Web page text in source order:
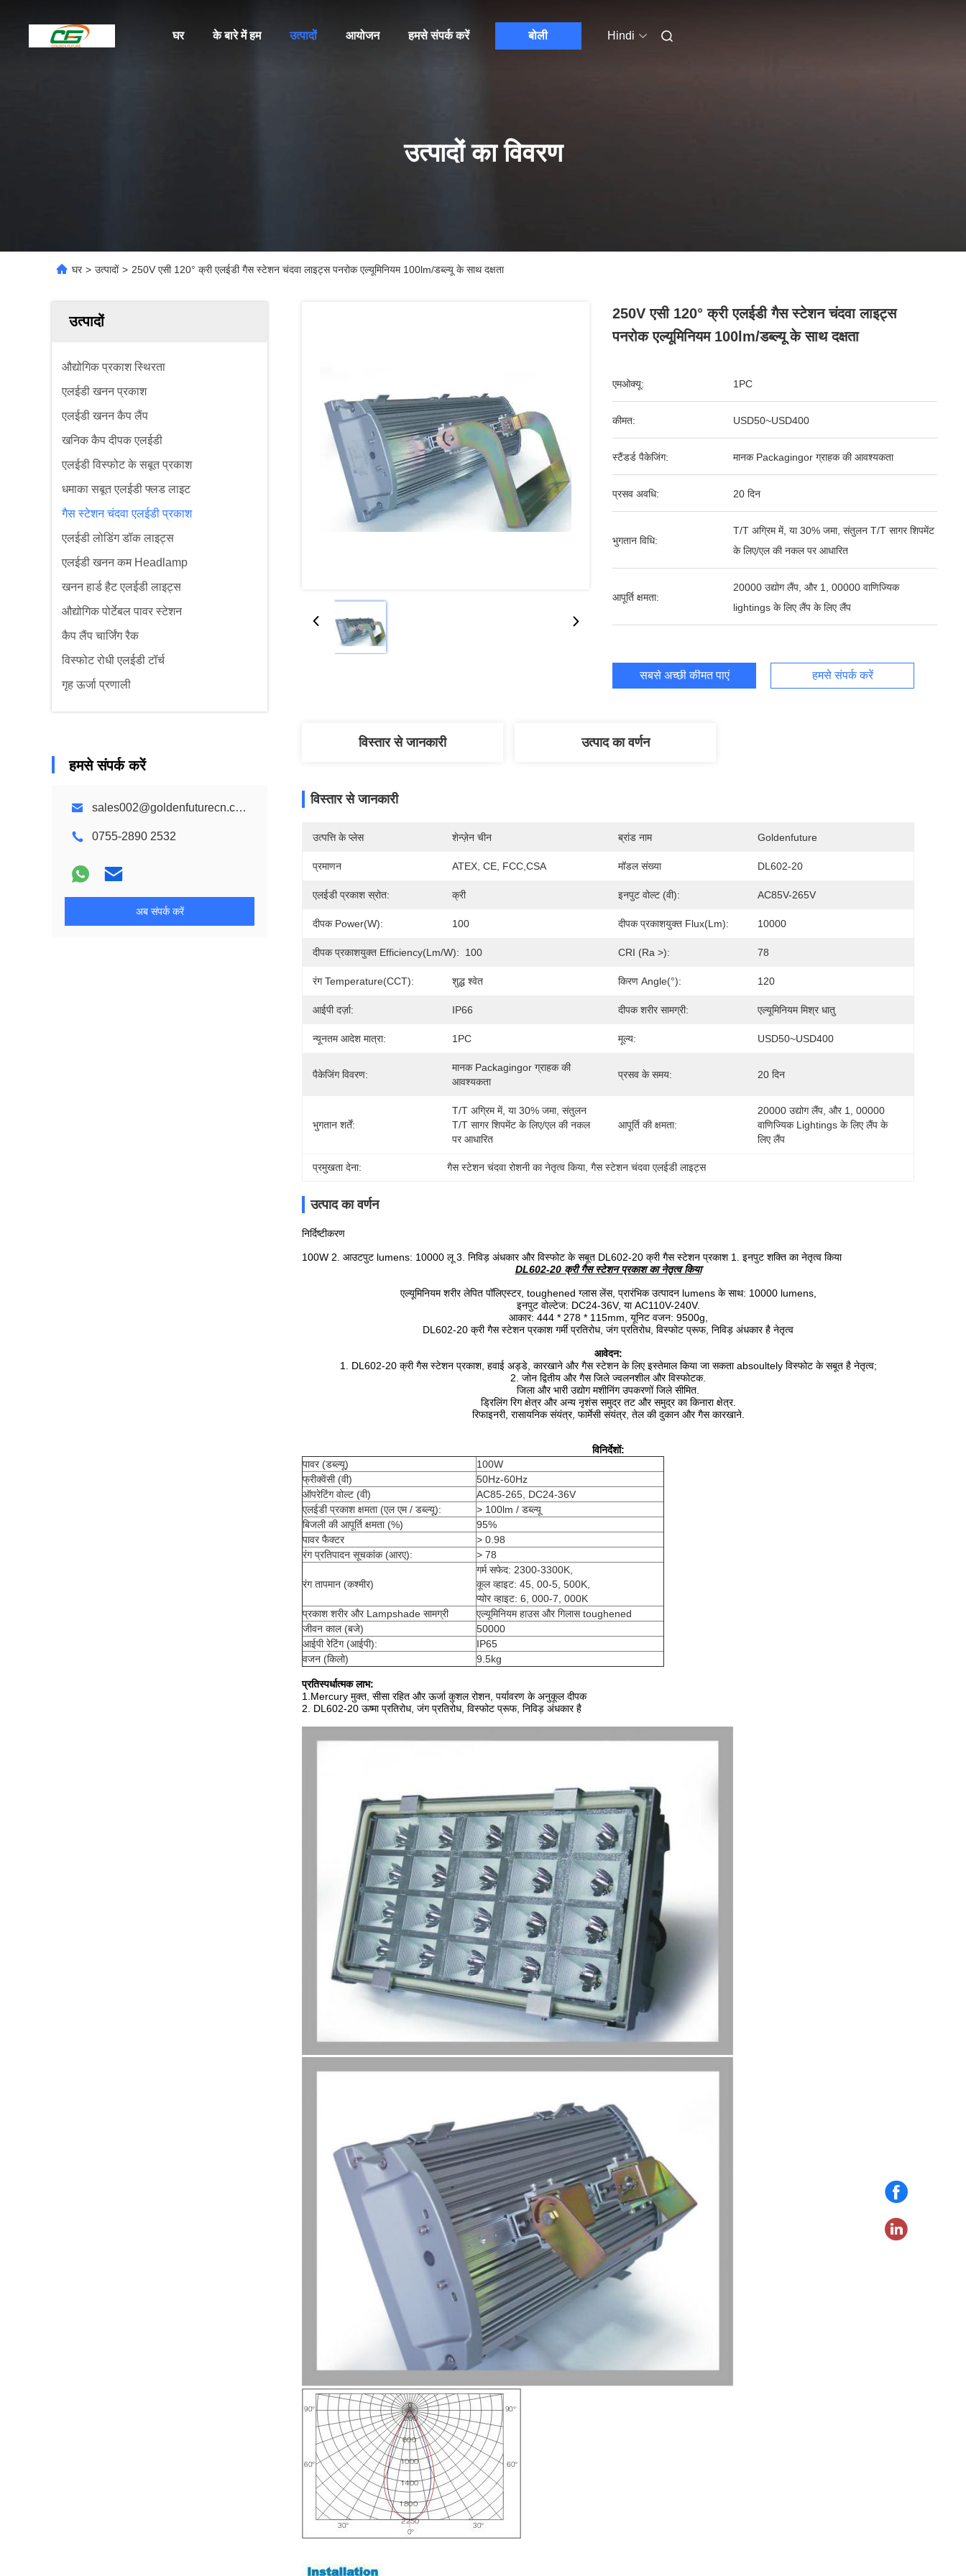
घर के बारे में हम उत्पादों आयोजन हमसे संपर्क करें बोली Hindi
उत्पादों का विवरण
घर > उत्पादों > 250V एसी 120° क्री एलईडी गैस स्टेशन चंदवा लाइट्स पनरोक एल्यूमिनियम 100lm/डब्ल्यू के साथ दक्षता
उत्पादों
औद्योगिक प्रकाश स्थिरता
एलईडी खनन प्रकाश
एलईडी खनन कैप लैंप
खनिक कैप दीपक एलईडी
एलईडी विस्फोट के सबूत प्रकाश
धमाका सबूत एलईडी फ्लड लाइट
गैस स्टेशन चंदवा एलईडी प्रकाश
एलईडी लोडिंग डॉक लाइट्स
एलईडी खनन कम Headlamp
खनन हार्ड हैट एलईडी लाइट्स
औद्योगिक पोर्टेबल पावर स्टेशन
कैप लैंप चार्जिंग रैक
विस्फोट रोधी एलईडी टॉर्च
गृह ऊर्जा प्रणाली
हमसे संपर्क करें
sales002@goldenfuturecn.com
0755-2890 2532
अब संपर्क करें
250V एसी 120° क्री एलईडी गैस स्टेशन चंदवा लाइट्स
पनरोक एल्यूमिनियम 100lm/डब्ल्यू के साथ दक्षता
एमओक्यू: 1PC
कीमत: USD50~USD400
स्टैंडर्ड पैकेजिंग: मानक Packagingor ग्राहक की आवश्यकता
प्रसव अवधि: 20 दिन
भुगतान विधि:
T/T अग्रिम में, या 30% जमा, संतुलन T/T सागर शिपमेंट
के लिए/एल की नकल पर आधारित
आपूर्ति क्षमता:
20000 उद्योग लैंप, और 1, 00000 वाणिज्यिक
lightings के लिए लैंप के लिए लैंप
सबसे अच्छी कीमत पाएं हमसे संपर्क करें
विस्तार से जानकारी उत्पाद का वर्णन
विस्तार से जानकारी
उत्पत्ति के प्लेस शेन्ज़ेन चीन ब्रांड नाम Goldenfuture
प्रमाणन ATEX, CE, FCC,CSA मॉडल संख्या DL602-20
एलईडी प्रकाश स्रोत: क्री इनपुट वोल्ट (वी): AC85V-265V
दीपक Power(W): 100 दीपक प्रकाशयुक्त Flux(lm): 10000
दीपक प्रकाशयुक्त Efficiency(lm/w): 100 CRI (Ra >): 78
रंग Temperature(CCT): शुद्ध श्वेत किरण Angle(°): 120
आईपी दर्ज़ा: IP66 दीपक शरीर सामग्री: एल्यूमिनियम मिश्र धातु
न्यूनतम आदेश मात्रा: 1PC मूल्य: USD50~USD400
पैकेजिंग विवरण:
मानक Packagingor ग्राहक की
आवश्यकता
प्रसव के समय: 20 दिन
भुगतान शर्तें:
T/T अग्रिम में, या 30% जमा, संतुलन
T/T सागर शिपमेंट के लिए/एल की नकल
पर आधारित
आपूर्ति की क्षमता:
20000 उद्योग लैंप, और 1, 00000
वाणिज्यिक Lightings के लिए लैंप के
लिए लैंप
प्रमुखता देना: गैस स्टेशन चंदवा रोशनी का नेतृत्व किया, गैस स्टेशन चंदवा एलईडी लाइट्स
उत्पाद का वर्णन
निर्दिष्टीकरण
100W 2. आउटपुट lumens: 10000 लू 3. निविड़ अंधकार और विस्फोट के सबूत DL602-20 क्री गैस स्टेशन प्रकाश 1. इनपुट शक्ति का नेतृत्व किया
DL602-20 क्री गैस स्टेशन प्रकाश का नेतृत्व किया
एल्यूमिनियम शरीर लेपित पॉलिएस्टर, toughened ग्लास लेंस, प्रारंभिक उत्पादन lumens के साथ: 10000 lumens,
इनपुट वोल्टेज: DC24-36V, या AC110V-240V.
आकार: 444 * 278 * 115mm, यूनिट वजन: 9500g,
DL602-20 क्री गैस स्टेशन प्रकाश गर्मी प्रतिरोध, जंग प्रतिरोध, विस्फोट प्रूफ, निविड़ अंधकार है नेतृत्व
आवेदन:
1.
DL602-20 क्री गैस स्टेशन प्रकाश, हवाई अड्डे, कारखाने और गैस स्टेशन के लिए इस्तेमाल किया जा सकता absoultely विस्फोट के सबूत है नेतृत्व;
2. जोन द्वितीय और गैस जिले ज्वलनशील और विस्फोटक.
जिला और भारी उद्योग मशीनिंग उपकरणों जिले सीमित.
ड्रिलिंग रिग क्षेत्र और अन्य नृशंस समुद्र तट और समुद्र का किनारा क्षेत्र.
रिफाइनरी, रासायनिक संयंत्र, फार्मेसी संयंत्र, तेल की दुकान और गैस कारखाने.
विनिर्देशों:
पावर (डब्ल्यू)
100W
फ्रीक्वेंसी (वी)
50Hz-60Hz
ऑपरेटिंग वोल्ट (वी)
AC85-265, DC24-36V
एलईडी प्रकाश क्षमता (एल एम / डब्ल्यू):
> 100lm / डब्ल्यू
बिजली की आपूर्ति क्षमता (%)
95%
पावर फैक्टर
> 0.98
रंग प्रतिपादन सूचकांक (आरए):
> 78
रंग तापमान (कश्मीर)
गर्म सफेद: 2300-3300K,
कूल व्हाइट: 45, 00-5, 500K,
प्योर व्हाइट: 6, 000-7, 000K
प्रकाश शरीर और Lampshade सामग्री
एल्यूमिनियम हाउस और गिलास toughened
जीवन काल (बजे)
50000
आईपी ​​रेटिंग (आईपी):
IP65
वजन (किलो)
9.5kg
प्रतिस्पर्धात्मक लाभ:
1.Mercury मुक्त, सीसा रहित और ऊर्जा कुशल रोशन, पर्यावरण के अनुकूल दीपक
2. DL602-20 ऊष्मा प्रतिरोध, जंग प्रतिरोध, विस्फोट प्रूफ, निविड़ अंधकार है